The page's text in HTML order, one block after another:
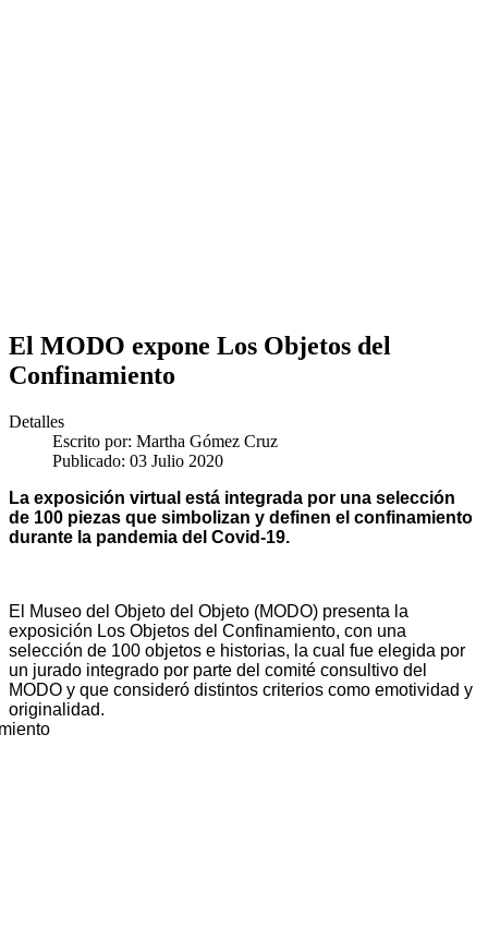
El MODO expone Los Objetos del
Confinamiento
Detalles
Escrito por: Martha Gómez Cruz
Publicado: 03 Julio 2020
La exposición virtual está integrada por una selección
de 100 piezas que simbolizan y definen el confinamiento
durante la pandemia del Covid-19.
El Museo del Objeto del Objeto (MODO) presenta la
exposición Los Objetos del Confinamiento, con una
selección de 100 objetos e historias, la cual fue elegida por
un jurado integrado por parte del comité consultivo del
MODO y que consideró distintos criterios como emotividad y
originalidad.